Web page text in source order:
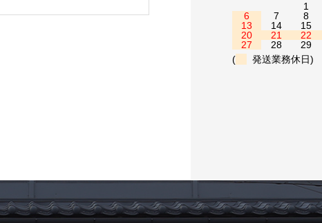
1
6
7 8
13
14 15
20
21 22
27
28 29
(
発送業務休日)